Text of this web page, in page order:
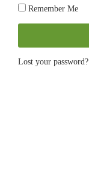
Remember Me
Lost your password?